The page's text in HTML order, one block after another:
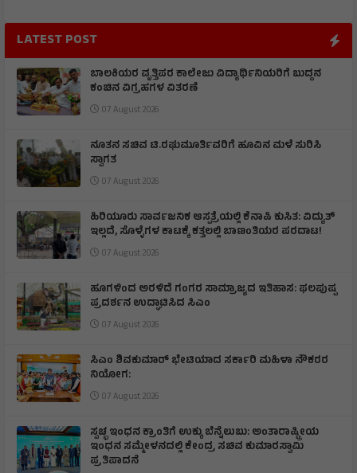
LATEST POST
ಬಾಲಕಿಯರ ವೃತ್ತಿಪರ ಕಾಲೇಜು ವಿದ್ಯಾರ್ಥಿನಿಯರಿಗೆ ಬುದ್ದನ
ಕಂಚಿನ ವಿಗ್ರಹಗಳ ವಿತರಣೆ
07 August 2026
ನೂತನ ಸಚಿವ ಟಿ.ರಘುಮೂರ್ತಿವರಿಗೆ ಹೂವಿನ ಮಳೆ ಸುರಿಸಿ
ಸ್ವಾಗತ
07 August 2026
ಹಿರಿಯೂರು ಸಾರ್ವಜನಿಕ ಆಸ್ಪತ್ರೆಯಲ್ಲಿ ಕೆನಾಪಿ ಕುಸಿತ: ವಿದ್ಯುತ್‌
ಇಲ್ಲದೆ, ಸೊಳ್ಳೆಗಳ ಕಾಟಕ್ಕೆ ಕತ್ತಲಲ್ಲಿ ಬಾಣಂತಿಯರ ಪರದಾಟ!
07 August 2026
ಹೂಗಳಿಂದ ಅರಳಿದೆ ಗಂಗರ ಸಾಮ್ರಾಜ್ಯದ ಇತಿಹಾಸ: ಫಲಪುಷ್ಪ
ಪ್ರದರ್ಶನ ಉದ್ಘಾಟಿಸಿದ ಸಿಎಂ
07 August 2026
ಸಿಎಂ ಶಿವಕುಮಾರ್‌ ಭೇಟಿಯಾದ ಸರ್ಕಾರಿ ಮಹಿಳಾ ನೌಕರರ
ನಿಯೋಗ:
07 August 2026
ಸ್ವಚ್ಛ ಇಂಧನ ಕ್ರಾಂತಿಗೆ ಉಕ್ಕು ಬೆನ್ನೆಲುಬು: ಅಂತಾರಾಷ್ಟ್ರೀಯ
ಇಂಧನ ಸಮ್ಮೇಳನದಲ್ಲಿ ಕೇಂದ್ರ ಸಚಿವ ಕುಮಾರಸ್ವಾಮಿ
ಪ್ರತಿಪಾದನೆ